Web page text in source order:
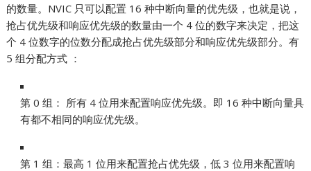
的数量。NVIC 只可以配置 16 种中断向量的优先级，也就是说，
抢占优先级和响应优先级的数量由一个 4 位的数字来决定，把这
个 4 位数字的位数分配成抢占优先级部分和响应优先级部分。有
5 组分配方式 ：
第 0 组： 所有 4 位用来配置响应优先级。即 16 种中断向量具
有都不相同的响应优先级。
第 1 组：最高 1 位用来配置抢占优先级，低 3 位用来配置响